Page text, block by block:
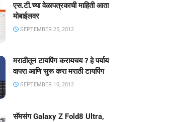
एस.टी.च्या वेळापत्रकाची माहिती आता
मोबाईलवर
SEPTEMBER 25, 2012
मराठीतून टायपिंग करायचय ? हे पर्याय
वापरा आणि सुरू करा मराठी टायपिंग
SEPTEMBER 10, 2012
सॅमसंग Galaxy Z Fold8 Ultra,